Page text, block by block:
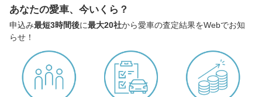
あなたの愛車、今いくら？
申込み最短3時間後に最大20社から愛車の査定結果をWebでお知
らせ！